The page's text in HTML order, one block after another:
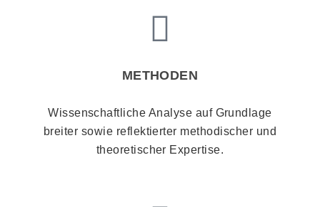
METHODEN
Wissenschaftliche Analyse auf Grundlage
breiter sowie reflektierter methodischer und
theoretischer Expertise.